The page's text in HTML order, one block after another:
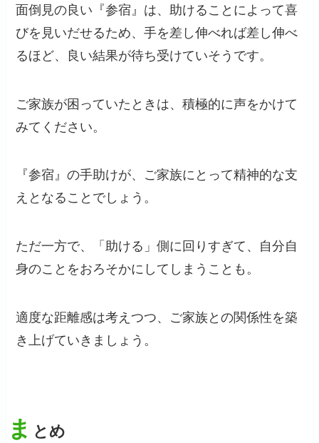
面倒見の良い『参宿』は、助けることによって喜
びを見いだせるため、手を差し伸べれば差し伸べ
るほど、良い結果が待ち受けていそうです。
ご家族が困っていたときは、積極的に声をかけて
みてください。
『参宿』の手助けが、ご家族にとって精神的な支
えとなることでしょう。
ただ一方で、「助ける」側に回りすぎて、自分自
身のことをおろそかにしてしまうことも。
適度な距離感は考えつつ、ご家族との関係性を築
き上げていきましょう。
ま とめ